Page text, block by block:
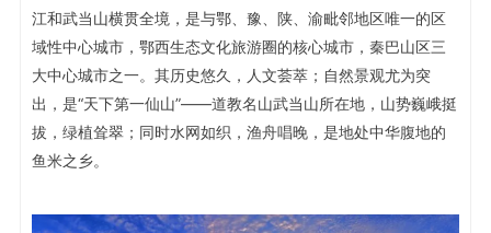
江和武当山横贯全境，是与鄂、豫、陕、渝毗邻地区唯一的区
域性中心城市，鄂西生态文化旅游圈的核心城市，秦巴山区三
大中心城市之一。其历史悠久，人文荟萃；自然景观尤为突
出，是“天下第一仙山”——道教名山武当山所在地，山势巍峨挺
拔，绿植耸翠；同时水网如织，渔舟唱晚，是地处中华腹地的
鱼米之乡。